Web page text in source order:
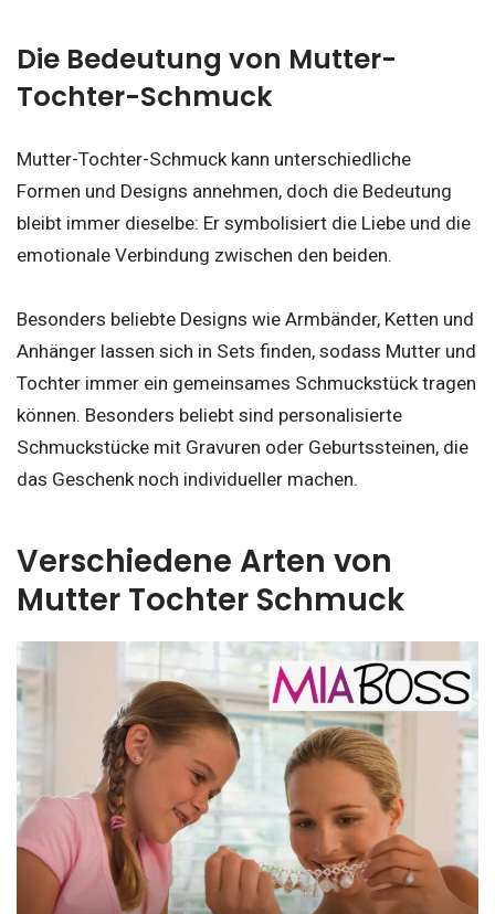
Die Bedeutung von Mutter-
Tochter-Schmuck
Mutter-Tochter-Schmuck kann unterschiedliche
Formen und Designs annehmen, doch die Bedeutung
bleibt immer dieselbe: Er symbolisiert die Liebe und die
emotionale Verbindung zwischen den beiden.
Besonders beliebte Designs wie Armbänder, Ketten und
Anhänger lassen sich in Sets finden, sodass Mutter und
Tochter immer ein gemeinsames Schmuckstück tragen
können. Besonders beliebt sind personalisierte
Schmuckstücke mit Gravuren oder Geburtssteinen, die
das Geschenk noch individueller machen.
Verschiedene Arten von
Mutter Tochter Schmuck